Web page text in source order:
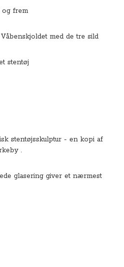
frem
med de tre sild
stentøj
stentøjsskulptur - en kopi af
.
glasering giver et nærmest